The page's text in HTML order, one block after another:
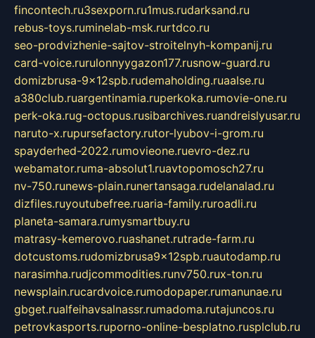
fincontech.ru3sexporn.ru1mus.rudarksand.ru
rebus-toys.ruminelab-msk.rurtdco.ru
seo-prodvizhenie-sajtov-stroitelnyh-kompanij.ru
card-voice.rurulonnyygazon177.rusnow-guard.ru
domizbrusa-9x12spb.rudemaholding.ruaalse.ru
a380club.ruargentinamia.ruperkoka.rumovie-one.ru
perk-oka.rug-octopus.rusibarchives.ruandreislyusar.ru
naruto-x.rupursefactory.rutor-lyubov-i-grom.ru
spayderhed-2022.rumovieone.ruevro-dez.ru
webamator.ruma-absolut1.ruavtopomosch27.ru
nv-750.runews-plain.runertansaga.rudelanalad.ru
dizfiles.ruyoutubefree.ruaria-family.ruroadli.ru
planeta-samara.rumysmartbuy.ru
matrasy-kemerovo.ruashanet.rutrade-farm.ru
dotcustoms.rudomizbrusa9x12spb.ruautodamp.ru
narasimha.rudjcommodities.runv750.rux-ton.ru
newsplain.rucardvoice.rumodopaper.rumanunae.ru
gbget.rualfeihavsalnassr.rumadoma.rutajuncos.ru
petrovkasports.ruporno-online-besplatno.rusplclub.ru